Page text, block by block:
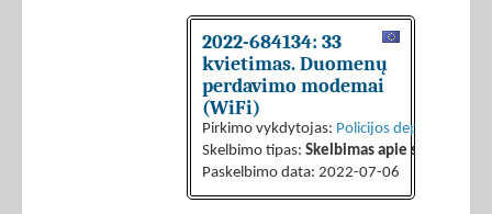
2022-684134: 33
kvietimas. Duomenų
perdavimo modemai
(WiFi)
Pirkimo vykdytojas: Policijos
Skelbimo tipas: Skelbimas apie sutarties
Paskelbimo data: 2022-07-06